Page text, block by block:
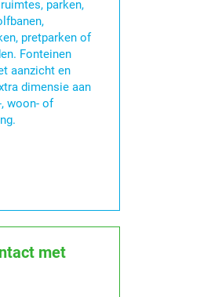
parken,
pretparken of
Fonteinen
aanzicht en
dimensie aan
woon- of
met